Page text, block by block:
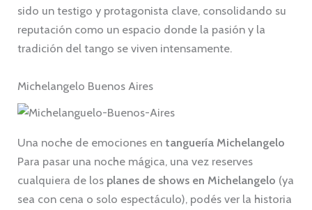
sido un testigo y protagonista clave, consolidando su
reputación como un espacio donde la pasión y la
tradición del tango se viven intensamente.
Michelangelo Buenos Aires
Una noche de emociones en tanguería Michelangelo
Para pasar una noche mágica, una vez reserves
cualquiera de los planes de shows en Michelangelo (ya
sea con cena o solo espectáculo), podés ver la historia